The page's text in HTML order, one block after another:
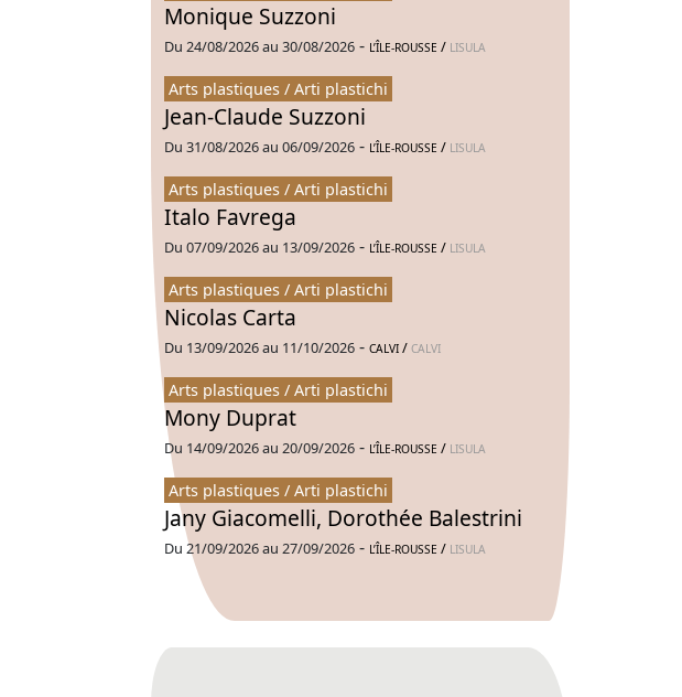
Monique Suzzoni
Du 24/08/2026 au 30/08/2026 - L’ÎLE-ROUSSE / LISULA
Arts plastiques / Arti plastichi
Jean-Claude Suzzoni
Du 31/08/2026 au 06/09/2026 - L’ÎLE-ROUSSE / LISULA
Arts plastiques / Arti plastichi
Italo Favrega
Du 07/09/2026 au 13/09/2026 - L’ÎLE-ROUSSE / LISULA
Arts plastiques / Arti plastichi
Nicolas Carta
Du 13/09/2026 au 11/10/2026 - CALVI / CALVI
Arts plastiques / Arti plastichi
Mony Duprat
Du 14/09/2026 au 20/09/2026 - L’ÎLE-ROUSSE / LISULA
Arts plastiques / Arti plastichi
Jany Giacomelli, Dorothée Balestrini
Du 21/09/2026 au 27/09/2026 - L’ÎLE-ROUSSE / LISULA